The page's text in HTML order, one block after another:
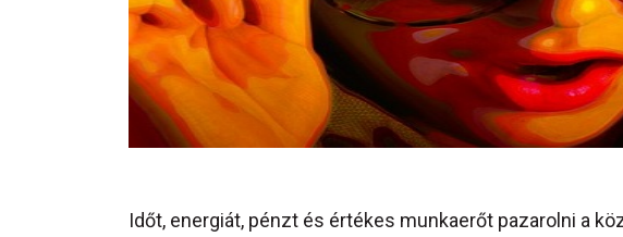
Időt, energiát, pénzt és értékes munkaerőt pazarolni a